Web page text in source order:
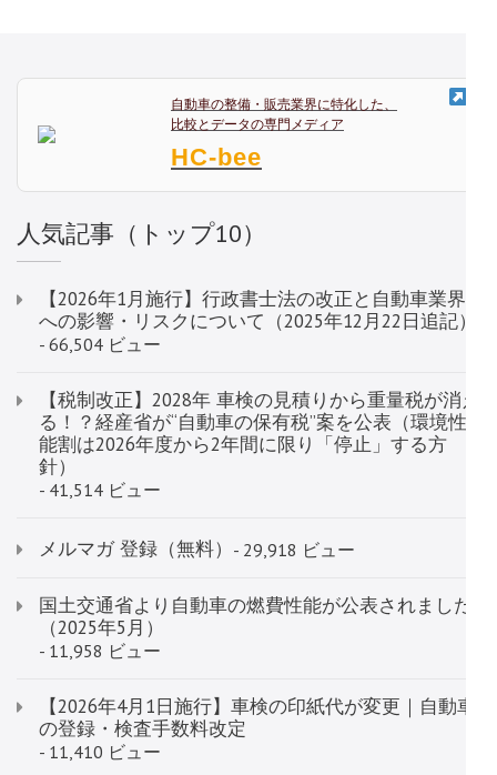
シ
ン
自動車の整備・販売業界に特化した、
比較とデータの専門メディア
HC-bee
人気記事（トップ10）
【2026年1月施行】行政書士法の改正と自動車業界
への影響・リスクについて（2025年12月22日追記）
- 66,504 ビュー
【税制改正】2028年 車検の見積りから重量税が消え
る！？経産省が“自動車の保有税”案を公表（環境性
能割は2026年度から2年間に限り「停止」する方
針）
- 41,514 ビュー
メルマガ 登録（無料） - 29,918 ビュー
国土交通省より自動車の燃費性能が公表されました
（2025年5月）
- 11,958 ビュー
【2026年4月1日施行】車検の印紙代が変更｜自動車
の登録・検査手数料改定
- 11,410 ビュー